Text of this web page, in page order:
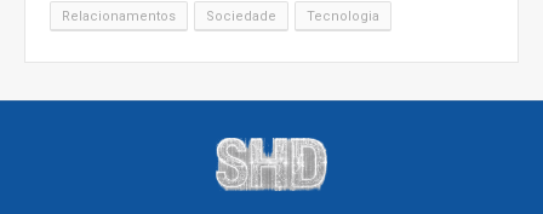
Relacionamentos Sociedade Tecnologia